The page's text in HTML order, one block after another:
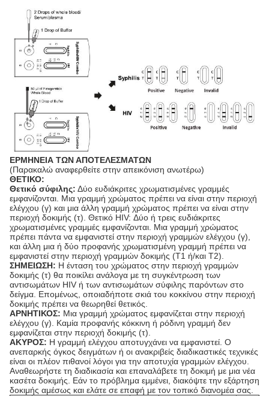
ΕΡΜΗΝΕΙΑ ΤΩΝ ΑΠΟΤΕΛΕΣΜΑΤΩΝ
(Παρακαλώ αναφερθείτε στην απεικόνιση ανωτέρω)
ΘΕΤΙΚΟ:
Θετικό σύφιλης: Δύο ευδιάκριτες χρωματισμένες γραμμές
εμφανίζονται. Μια γραμμή χρώματος πρέπει να είναι στην περιοχή
ελέγχου (γ) και μια άλλη γραμμή χρώματος πρέπει να είναι στην
περιοχή δοκιμής (τ). Θετικό HIV: Δύο ή τρεις ευδιάκριτες
χρωματισμένες γραμμές εμφανίζονται. Μια γραμμή χρώματος
πρέπει πάντα να εμφανιστεί στην περιοχή γραμμών ελέγχου (γ),
και άλλη μια ή δύο προφανής χρωματισμένη γραμμή πρέπει να
εμφανιστεί στην περιοχή γραμμών δοκιμής (T1 ή/και T2).
ΣΗΜΕΙΩΣΗ: Η ένταση του χρώματος στην περιοχή γραμμών
δοκιμής (τ) θα ποικίλει ανάλογα με τη συγκέντρωση των
αντισωμάτων HIV ή των αντισωμάτων σύφιλης παρόντων στο
δείγμα. Επομένως, οποιαδήποτε σκιά του κοκκίνου στην περιοχή
δοκιμής πρέπει να θεωρηθεί θετικός.
ΑΡΝΗΤΙΚΟΣ: Μια γραμμή χρώματος εμφανίζεται στην περιοχή
ελέγχου (γ). Καμία προφανής κόκκινη ή ρόδινη γραμμή δεν
εμφανίζεται στην περιοχή δοκιμής (τ).
ΑΚΥΡΟΣ: Η γραμμή ελέγχου αποτυγχάνει να εμφανιστεί. Ο
ανεπαρκής όγκος δειγμάτων ή οι ανακριβείς διαδικαστικές τεχνικές
είναι οι πλέον πιθανοί λόγοι για την αποτυχία γραμμών ελέγχου.
Αναθεωρήστε τη διαδικασία και επαναλάβετε τη δοκιμή με μια νέα
κασέτα δοκιμής. Εάν το πρόβλημα εμμένει, διακόψτε την εξάρτηση
δοκιμής αμέσως και ελάτε σε επαφή με τον τοπικό διανομέα σας.